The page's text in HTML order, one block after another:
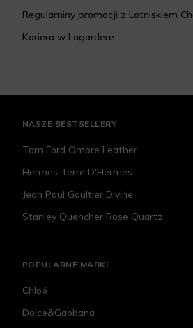
Regulaminy promocji z Lotniskiem
Kariera w Lagardere
NASZE BESTSELLERY
Tom Ford Ombre Leather
Hermes Terre D'Hermes
Jean Paul Gaultier Divine
Stanley Quencher Rose Quartz
POPULARNE MARKI
Chloé
Dolce&Gabbana